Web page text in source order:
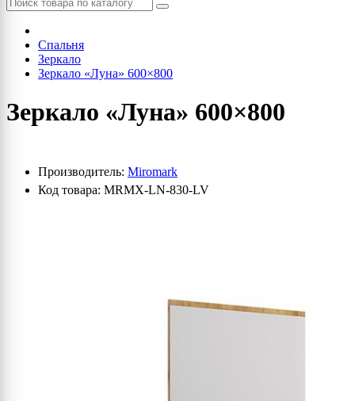
Спальня
Зеркало
Зеркало «Луна» 600×800
Зеркало «Луна» 600×800
Производитель: Miromark
Код товара: MRMX-LN-830-LV